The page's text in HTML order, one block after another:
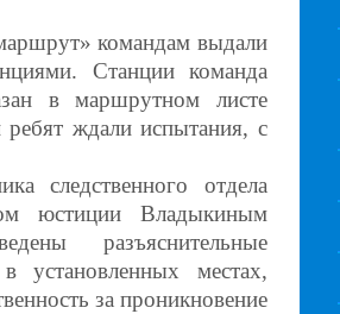
командам выдали
Станции команда
в маршрутном листе
ждали испытания, с
следственного отдела
юстиции Владыкиным
разъяснительные
установленных местах,
за проникновение